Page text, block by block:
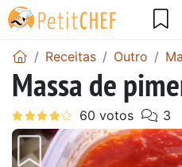
Receitas Outro
Massa de